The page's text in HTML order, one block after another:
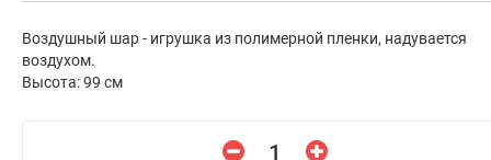
Воздушный шар - игрушка из полимерной пленки, надувается
воздухом.
Высота: 99 см